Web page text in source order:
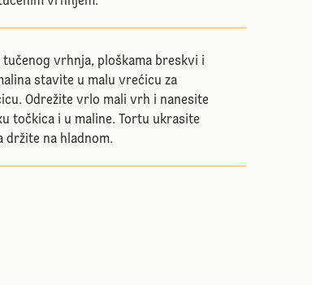
vrhnja, ploškama breskvi i
stavite u malu vrećicu za
Odrežite vrlo mali vrh i nanesite
točkica i u maline. Tortu ukrasite
držite na hladnom.